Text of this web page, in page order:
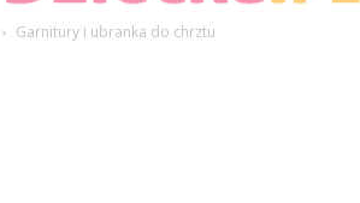
Garnitury i ubranka do chrztu